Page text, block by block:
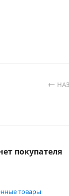
покупателя
товары